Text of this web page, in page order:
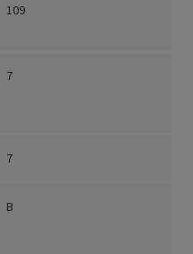
109
7
7
B